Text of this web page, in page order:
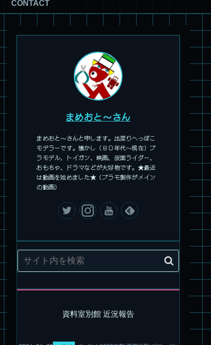
CONTACT
30MM ポルタノヴァ
まめおと～さん
まめおと～さんと申します。出戻りへっぽこ
モデラーです。懐かし（８０年代～現在）プ
ラモデル、トイガン、映画、仮面ライダー、
おもちゃ、ドラマなどが大好物です。★最近
は動画を始めました★（プラモ製作がメイン
の動画）
資料室別館 近況報告
旧キット製作★本家SDマクロス バルキリーVF-1S
パチ組塗装★PLAMAX 1/72 バトロイド・バルキリー VF-1S ロ
イ・フォッカー スペシャル